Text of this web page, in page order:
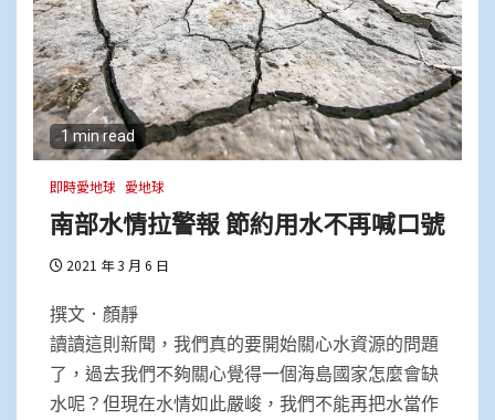
1 min read
即時愛地球 愛地球
南部水情拉警報 節約用水不再喊口號
2021 年 3 月 6 日
撰文．顏靜
讀讀這則新聞，我們真的要開始關心水資源的問題
了，過去我們不夠關心覺得一個海島國家怎麼會缺
水呢？但現在水情如此嚴峻，我們不能再把水當作